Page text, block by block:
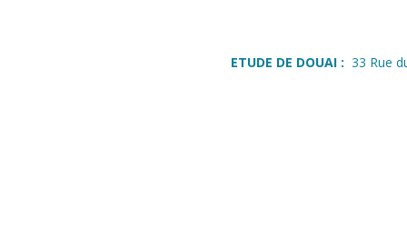
ETUDE DE DOUAI : 33 Rue